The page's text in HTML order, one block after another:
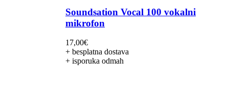
Soundsation Vocal 100 vokalni
mikrofon
17,00€
+ besplatna dostava
+ isporuka odmah